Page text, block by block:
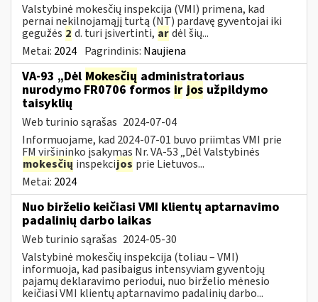
Valstybinė mokesčių inspekcija (VMI) primena, kad
pernai nekilnojamąjį turtą (NT) pardavę gyventojai iki
gegužės 2 d. turi įsivertinti, ardėl šių...
Metai: 2024 Pagrindinis: Naujiena
VA-93 „Dėl Mokesčių administratoriaus
nurodymo FR0706 formos ir jos užpildymo
taisyklių
Web turinio sąrašas 2024-07-04
Informuojame, kad 2024-07-01 buvo priimtas VMI prie
FM viršininko įsakymas Nr. VA-53 „Dėl Valstybinės
mokesčių inspekcijos prie Lietuvos...
Metai: 2024
Nuo birželio keičiasi VMI klientų aptarnavimo
padalinių darbo laikas
Web turinio sąrašas 2024-05-30
Valstybinė mokesčių inspekcija (toliau – VMI)
informuoja, kad pasibaigus intensyviam gyventojų
pajamų deklaravimo periodui, nuo birželio mėnesio
keičiasi VMI klientų aptarnavimo padalinių darbo...